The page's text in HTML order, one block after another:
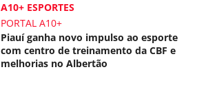
A10+ ESPORTES
PORTAL A10+
Piauí ganha novo impulso ao esporte
com centro de treinamento da CBF e
melhorias no Albertão